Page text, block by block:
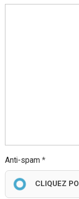
Anti-spam
CLIQUEZ